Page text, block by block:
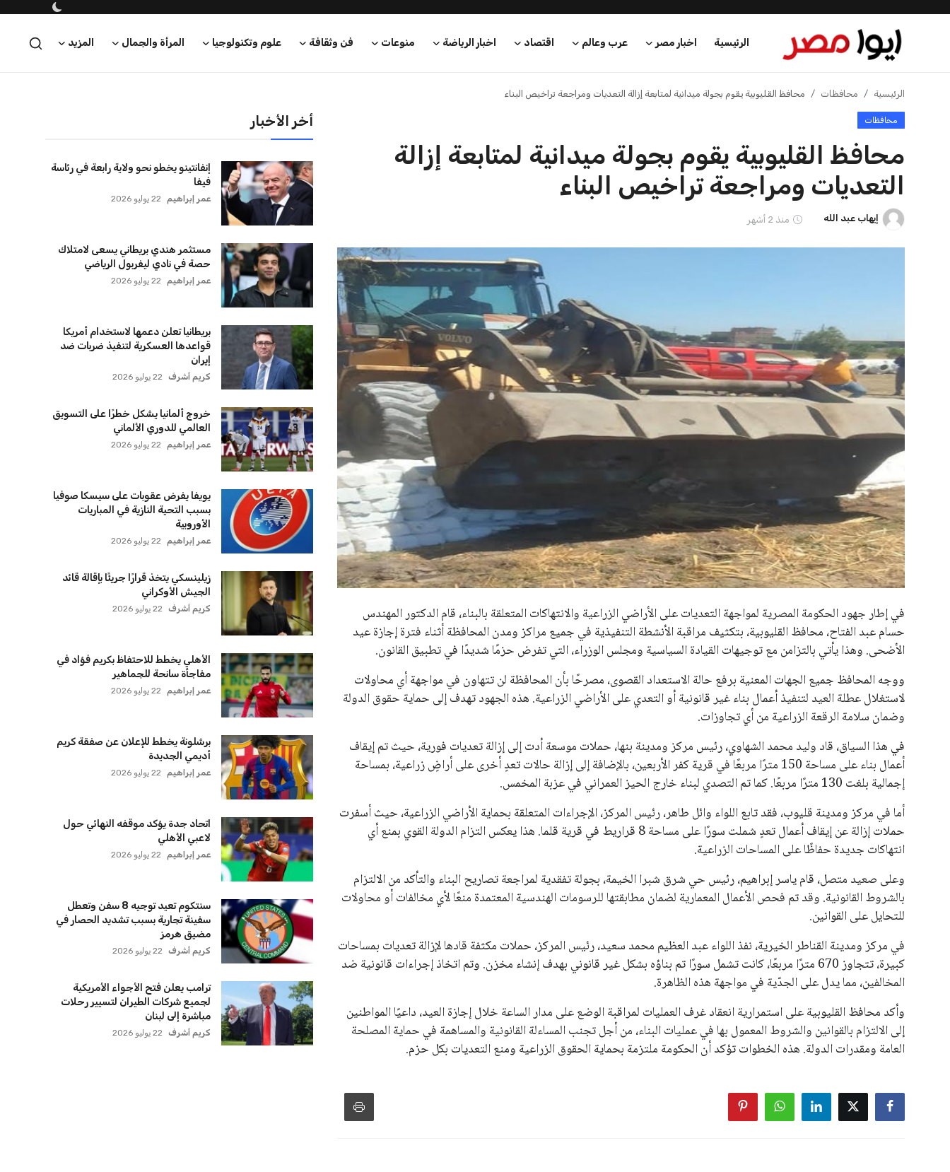
الرئيسية اخبار مصر عرب وعالم اقتصاد اخبار الرياضة منوعات فن وثقافة علوم وتكنولوجيا المرأة والجمال المزيد
الرئيسية
اخبار مصر
عرب وعالم
اخبار الرياضة
المرأة والجمال
محافظات
الرئيسية محافظات محافظ القليوبية يقوم بجولة ميدانية لمتابعة إزالة التعديات ومراجعة تراخيص البناء
محافظات
محافظ القليوبية يقوم بجولة ميدانية لمتابعة إزالة
التعديات ومراجعة تراخيص البناء
إيهاب عبد الله منذ 2 أشهر
في إطار جهود الحكومة المصرية لمواجهة التعديات على الأراضي الزراعية والانتهاكات المتعلقة بالبناء، قام الدكتور المهندس
حسام عبد الفتاح، محافظ القليوبية، بتكثيف مراقبة الأنشطة التنفيذية في جميع مراكز ومدن المحافظة أثناء فترة إجازة عيد
الأضحى. وهذا يأتي بالتزامن مع توجيهات القيادة السياسية ومجلس الوزراء، التي تفرض حزمًا شديدًا في تطبيق القانون.
ووجه المحافظ جميع الجهات المعنية برفع حالة الاستعداد القصوى، مصرحًا بأن المحافظة لن تتهاون في مواجهة أي محاولات
لاستغلال عطلة العيد لتنفيذ أعمال بناء غير قانونية أو التعدي على الأراضي الزراعية. هذه الجهود تهدف إلى حماية حقوق الدولة
وضمان سلامة الرقعة الزراعية من أي تجاوزات.
في هذا السياق، قاد وليد محمد الشهاوي، رئيس مركز ومدينة بنها، حملات موسعة أدت إلى إزالة تعديات فورية، حيث تم إيقاف
أعمال بناء على مساحة 150 مترًا مربعًا في قرية كفر الأربعين، بالإضافة إلى إزالة حالات تعدٍ أخرى على أراضٍ زراعية، بمساحة
إجمالية بلغت 130 مترًا مربعًا. كما تم التصدي لبناء خارج الحيز العمراني في عزبة المخمس.
أما في مركز ومدينة قليوب، فقد تابع اللواء وائل طاهر، رئيس المركز، الإجراءات المتعلقة بحماية الأراضي الزراعية، حيث أسفرت
حملات إزالة عن إيقاف أعمال تعدٍ شملت سورًا على مساحة 8 قراريط في قرية قلما. هذا يعكس التزام الدولة القوي بمنع أي
انتهاكات جديدة حفاظًا على المساحات الزراعية.
وعلى صعيد متصل، قام ياسر إبراهيم، رئيس حي شرق شبرا الخيمة، بجولة تفقدية لمراجعة تصاريح البناء والتأكد من الالتزام
بالشروط القانونية. وقد تم فحص الأعمال المعمارية لضمان مطابقتها للرسومات الهندسية المعتمدة منعًا لأي مخالفات أو محاولات
للتحايل على القوانين.
في مركز ومدينة القناطر الخيرية، نفذ اللواء عبد العظيم محمد سعيد، رئيس المركز، حملات مكثفة قادها لإزالة تعديات بمساحات
كبيرة، تتجاوز 670 مترًا مربعًا، كانت تشمل سورًا تم بناؤه بشكل غير قانوني بهدف إنشاء مخزن. وتم اتخاذ إجراءات قانونية ضد
المخالفين، مما يدل على الجدّية في مواجهة هذه الظاهرة.
وأكد محافظ القليوبية على استمرارية انعقاد غرف العمليات لمراقبة الوضع على مدار الساعة خلال إجازة العيد، داعيًا المواطنين
إلى الالتزام بالقوانين والشروط المعمول بها في عمليات البناء، من أجل تجنب المساءلة القانونية والمساهمة في حماية المصلحة
العامة ومقدرات الدولة. هذه الخطوات تؤكد أن الحكومة ملتزمة بحماية الحقوق الزراعية ومنع التعديات بكل حزم.
أخر الأخبار
إنفانتينو يخطو نحو ولاية رابعة في رئاسة
فيفا
عمر إبراهيم 22 يوليو 2026
مستثمر هندي بريطاني يسعى لامتلاك
حصة في نادي ليفربول الرياضي
عمر إبراهيم 22 يوليو 2026
بريطانيا تعلن دعمها لاستخدام أمريكا
قواعدها العسكرية لتنفيذ ضربات ضد
إيران
كريم أشرف 22 يوليو 2026
خروج ألمانيا يشكل خطرًا على التسويق
العالمي للدوري الألماني
عمر إبراهيم 22 يوليو 2026
يويفا يفرض عقوبات على سيسكا صوفيا
بسبب التحية النازية في المباريات
الأوروبية
عمر إبراهيم 22 يوليو 2026
زيلينسكي يتخذ قرارًا جريئًا بإقالة قائد
الجيش الأوكراني
كريم أشرف 22 يوليو 2026
الأهلي يخطط للاحتفاظ بكريم فؤاد في
مفاجأة سانحة للجماهير
عمر إبراهيم 22 يوليو 2026
برشلونة يخطط للإعلان عن صفقة كريم
أديمي الجديدة
عمر إبراهيم 22 يوليو 2026
اتحاد جدة يؤكد موقفه النهائي حول
لاعبي الأهلي
عمر إبراهيم 22 يوليو 2026
سنتكوم تعيد توجيه 8 سفن وتعطل
سفينة تجارية بسبب تشديد الحصار في
مضيق هرمز
كريم أشرف 22 يوليو 2026
ترامب يعلن فتح الأجواء الأمريكية
لجميع شركات الطيران لتسيير رحلات
مباشرة إلى لبنان
كريم أشرف 22 يوليو 2026